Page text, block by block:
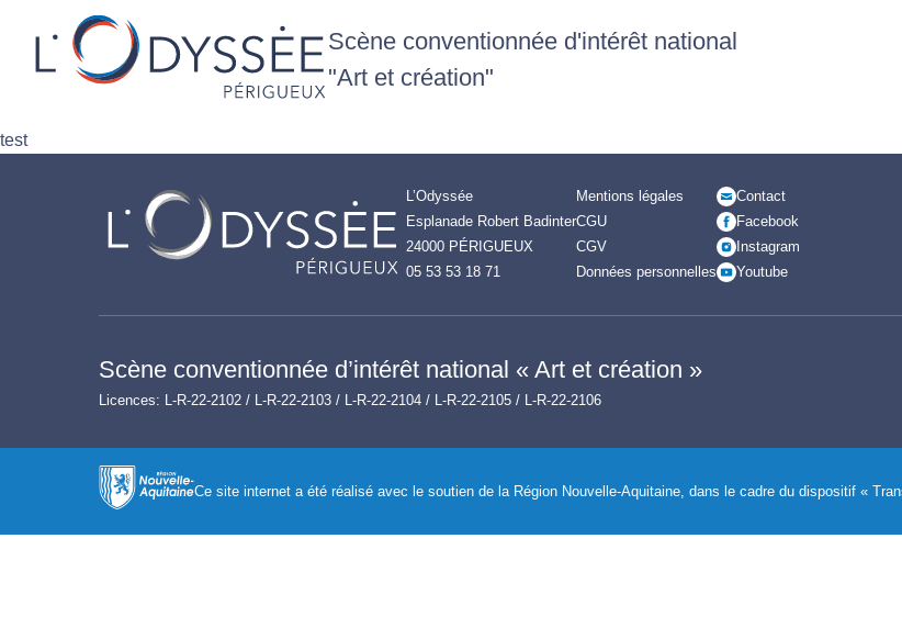
Scène conventionnée d'intérêt national
"Art et création"
test
L’Odyssée
Esplanade Robert Badinter
24000 PÉRIGUEUX
05 53 53 18 71
Mentions légales
CGU
CGV
Données personnelles
Contact
Facebook
Instagram
Youtube
Scène conventionnée d’intérêt national « Art et création »
Licences: L-R-22-2102 / L-R-22-2103 / L-R-22-2104 / L-R-22-2105 / L-R-22-2106
Ce site internet a été réalisé avec le soutien de la Région Nouvelle-Aquitaine, dans le cadre du dispositif «